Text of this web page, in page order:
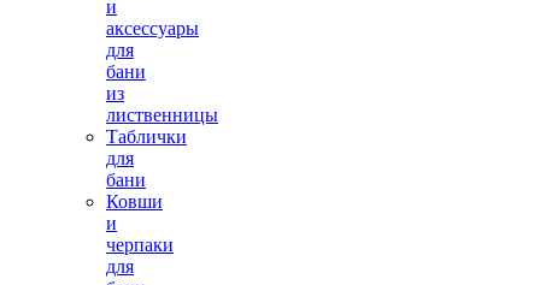
и
аксессуары
для
бани
из
лиственницы
Таблички
для
бани
Ковши
и
черпаки
для